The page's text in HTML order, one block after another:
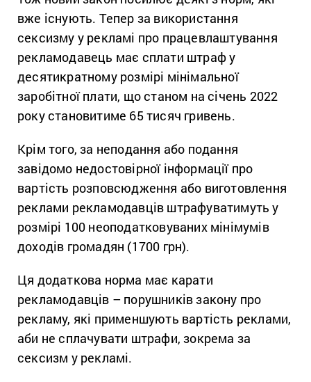
вже існують. Тепер за використання
сексизму у рекламі про працевлаштування
рекламодавець має сплати штраф у
десятикратному розмірі мінімальної
заробітної плати, що станом на січень 2022
року становитиме 65 тисяч гривень.
Крім того, за неподання або подання
завідомо недостовірної інформації про
вартість розповсюдження або виготовлення
реклами рекламодавців штрафуватимуть у
розмірі 100 неоподатковуваних мінімумів
доходів громадян (1700 грн).
Ця додаткова норма має карати
рекламодавців – порушників закону про
рекламу, які применшують вартість реклами,
аби не сплачувати штрафи, зокрема за
сексизм у рекламі.